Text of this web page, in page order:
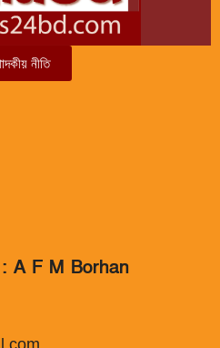
নীতি
A F M Borhan